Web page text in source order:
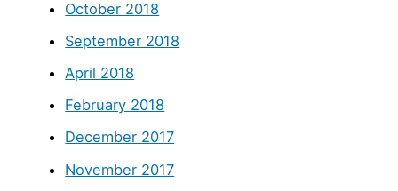
October 2018
September 2018
April 2018
February 2018
December 2017
November 2017